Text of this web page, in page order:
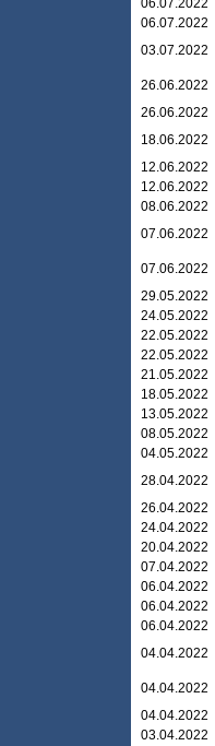
06.07.2022
06.07.2022
03.07.2022
26.06.2022
26.06.2022
18.06.2022
12.06.2022
12.06.2022
08.06.2022
07.06.2022
07.06.2022
29.05.2022
24.05.2022
22.05.2022
22.05.2022
21.05.2022
18.05.2022
13.05.2022
08.05.2022
04.05.2022
28.04.2022
26.04.2022
24.04.2022
20.04.2022
07.04.2022
06.04.2022
06.04.2022
06.04.2022
04.04.2022
04.04.2022
04.04.2022
03.04.2022